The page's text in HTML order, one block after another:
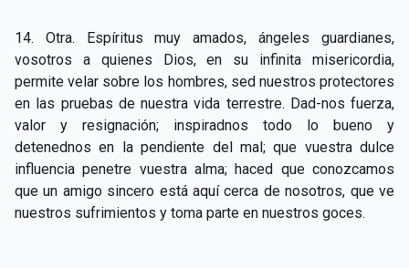
los escogidos
▸
CAPÍTULO XIX - La fe transporta las montañas ▸
CAPÍTULO XX - Los obreros de la última hora
CAPÍTULO XXI - Habrá falsos Cristos y falsos
profetas
▸
CAPÍTULO XXII - No separéis lo que Dios ha unido
14. Otra. Espíritus muy amados, ángeles guardianes,
vosotros a quienes Dios, en su infinita misericordia,
permite velar sobre los hombres, sed nuestros protectores
en las pruebas de nuestra vida terrestre. Dad-nos fuerza,
valor y resignación; inspiradnos todo lo bueno y
detenednos en la pendiente del mal; que vuestra dulce
influencia penetre vuestra alma; haced que conozcamos
que un amigo sincero está aquí cerca de nosotros, que ve
nuestros sufrimientos y toma parte en nuestros goces.